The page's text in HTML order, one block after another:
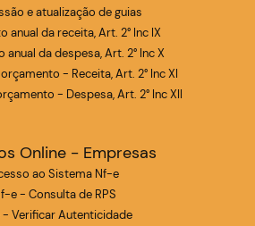
e atualização de guias
anual da receita, Art. 2° Inc IX
anual da despesa, Art. 2° Inc X
- Receita, Art. 2° Inc XI
- Despesa, Art. 2° Inc XII
Online - Empresas
ao Sistema Nf-e
e - Consulta de RPS
- Verificar Autenticidade